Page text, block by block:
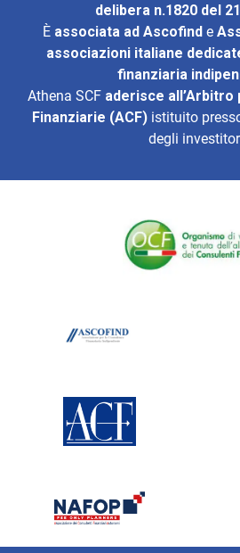
delibera n.1820 del
È associata ad Ascofinde
associazioni italiane
finanziaria
Athena SCF aderisce all’Arbitro
Finanziarie (ACF)istituito
degli